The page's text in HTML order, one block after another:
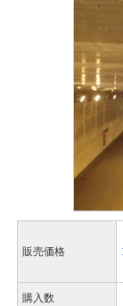
販売価格
購入数